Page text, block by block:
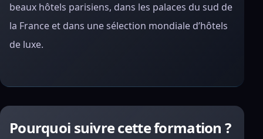
beaux hôtels parisiens, dans les palaces du sud de
la France et dans une sélection mondiale d’hôtels
de luxe.
Pourquoi suivre cette formation ?